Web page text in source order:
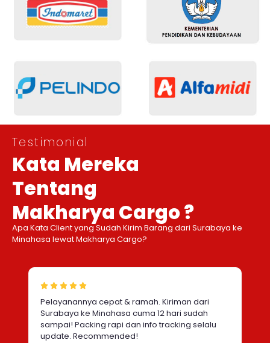
Testimonial
Kata Mereka
Tentang
Makharya Cargo ?
Apa Kata Client yang Sudah Kirim Barang dari Surabaya ke
Minahasa lewat Makharya Cargo?
Pelayanannya cepat & ramah. Kiriman dari
Surabaya ke Minahasa cuma 12 hari sudah
sampai! Packing rapi dan info tracking selalu
update. Recommended!